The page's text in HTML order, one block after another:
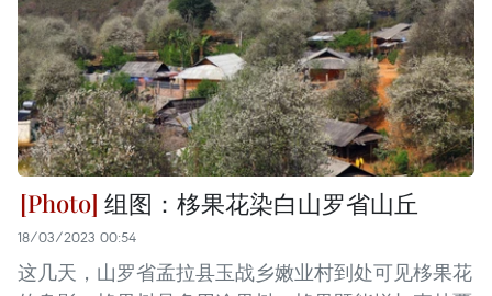
组图：栘果花染白山罗省山丘
18/03/2023 00:54
这几天，山罗省孟拉县玉战乡嫩业村到处可见栘果花